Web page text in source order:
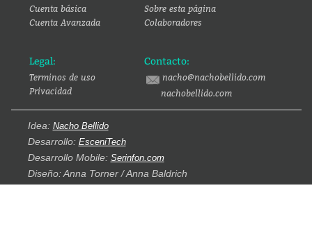
Cuenta básica
Cuenta Avanzada
Sobre esta página
Colaboradores
Legal:
Terminos de uso
Privacidad
Contacto:
nacho@nachobellido.com
nachobellido.com
Idea: Nacho Bellido
Desarrollo: EsceniTech
Desarrollo Mobile: Serinfon.com
Diseño: Anna Torner / Anna Baldrich